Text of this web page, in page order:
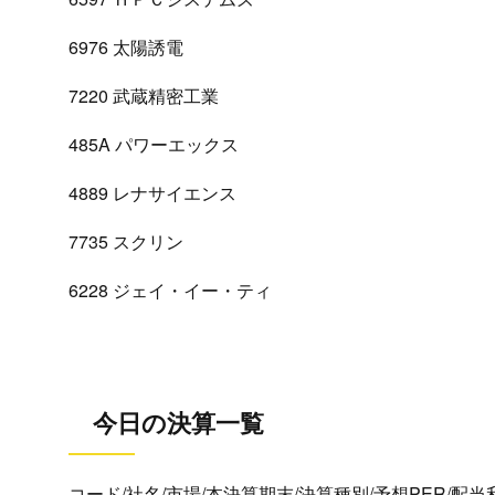
6976 太陽誘電
7220 武蔵精密工業
485A パワーエックス
4889 レナサイエンス
7735 スクリン
6228 ジェイ・イー・ティ
今日の決算一覧